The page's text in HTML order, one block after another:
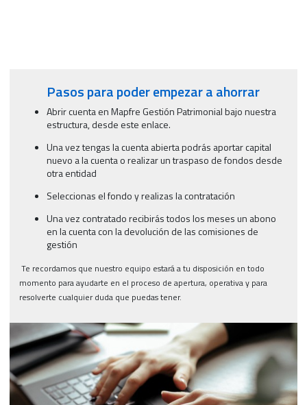
Pasos para poder empezar a ahorrar
Abrir cuenta en Mapfre Gestión Patrimonial bajo nuestra
estructura, desde este enlace.
Una vez tengas la cuenta abierta podrás aportar capital
nuevo a la cuenta o realizar un traspaso de fondos desde
otra entidad
Seleccionas el fondo y realizas la contratación
Una vez contratado recibirás todos los meses un abono
en la cuenta con la devolución de las comisiones de
gestión
Te recordamos que nuestro equipo estará a tu disposición en todo
momento para ayudarte en el proceso de apertura, operativa y para
resolverte cualquier duda que puedas tener.